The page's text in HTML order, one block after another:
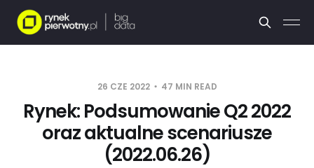
26 CZE 2022 47 MIN READ
Rynek: Podsumowanie Q2 2022
oraz aktualne scenariusze
(2022.06.26)